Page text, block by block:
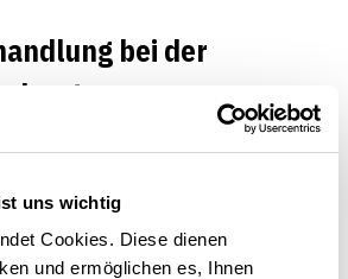
uns wichtig
Cookies. Diese dienen
und ermöglichen es, Ihnen
bei der
von
unverheirateten Paaren bei
hängt einerseits von